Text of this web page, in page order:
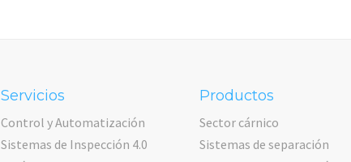
Servicios
Control y Automatización
Sistemas de Inspección 4.0
Productos
Sector cárnico
Sistemas de separación